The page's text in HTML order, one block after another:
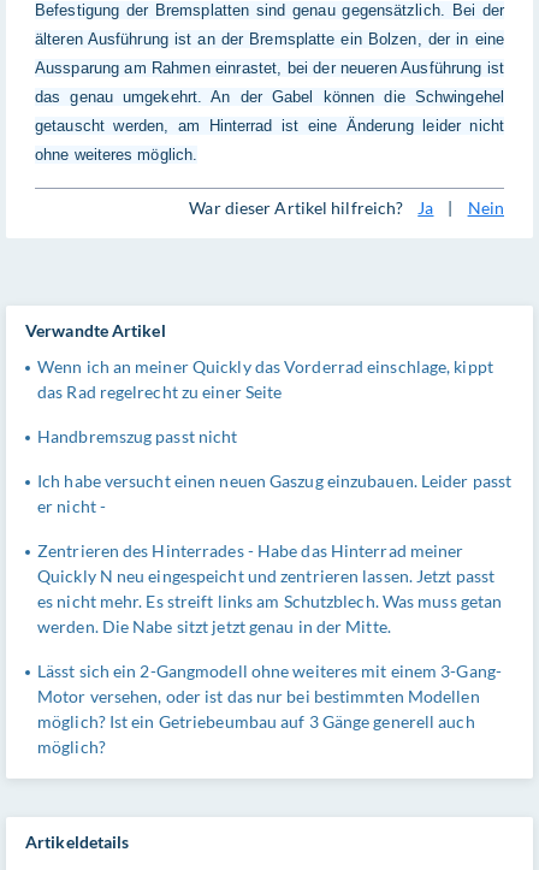
Befestigung der Bremsplatten sind genau gegensätzlich. Bei der
älteren Ausführung ist an der Bremsplatte ein Bolzen, der in eine
Aussparung am Rahmen einrastet, bei der neueren Ausführung ist
das genau umgekehrt. An der Gabel können die Schwingehel
getauscht werden, am Hinterrad ist eine Änderung leider nicht
ohne weiteres möglich.
War dieser Artikel hilfreich? Ja | Nein
Artikeldetails
Verwandte Artikel
Wenn ich an meiner Quickly das Vorderrad einschlage, kippt
das Rad regelrecht zu einer Seite
Handbremszug passt nicht
Ich habe versucht einen neuen Gaszug einzubauen. Leider passt
er nicht -
Zentrieren des Hinterrades - Habe das Hinterrad meiner
Quickly N neu eingespeicht und zentrieren lassen. Jetzt passt
es nicht mehr. Es streift links am Schutzblech. Was muss getan
werden. Die Nabe sitzt jetzt genau in der Mitte.
Lässt sich ein 2-Gangmodell ohne weiteres mit einem 3-Gang-
Motor versehen, oder ist das nur bei bestimmten Modellen
möglich? Ist ein Getriebeumbau auf 3 Gänge generell auch
möglich?